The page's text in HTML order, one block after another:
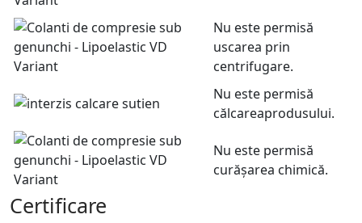
Nu este permisă
uscarea prin
centrifugare.
Nu este permisă
călcareaprodusului.
Nu este permisă
curășarea chimică.
Certificare